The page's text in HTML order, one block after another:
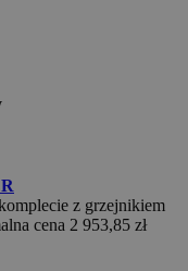
z grzejnikiem
cena 2 953,85 zł